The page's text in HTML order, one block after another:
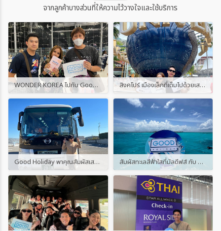
จากลูกค้าบางส่วนที่ให้ความไว้วางใจและใช้บริการ
WONDER KOREA ไปกับ Good Holiday สิงคโปร์ เมืองเล็กที่เต็มไปด้วยเสน่ห์กับ Good Holiday
Good Holiday พาคุณสัมผัสเสน่ห์แดนอาทิตย์อุทัย สัมผัสทะเลสีฟ้าใสที่มัลดีฟส์ กับ Good Holiday